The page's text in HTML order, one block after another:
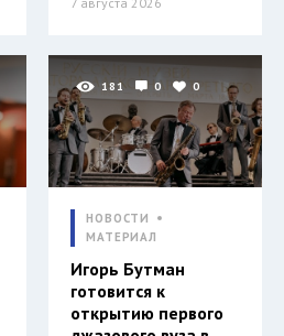
181 0 0
НОВОСТИ
МАТЕРИАЛ
Игорь Бутман
готовится к
открытию первого